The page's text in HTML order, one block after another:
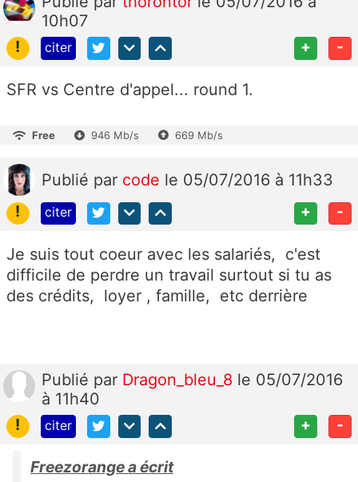
10h07
!
citer + -
SFR vs Centre d'appel... round 1.
Free 946 Mb/s 669 Mb/s
Publié par code le 05/07/2016 à 11h33
!
citer + -
Je suis tout coeur avec les salariés, c'est
difficile de perdre un travail surtout si tu as
des crédits, loyer , famille, etc derrière
Publié par Dragon_bleu_8 le 05/07/2016
à 11h40
!
citer + -
Freezorange a écrit